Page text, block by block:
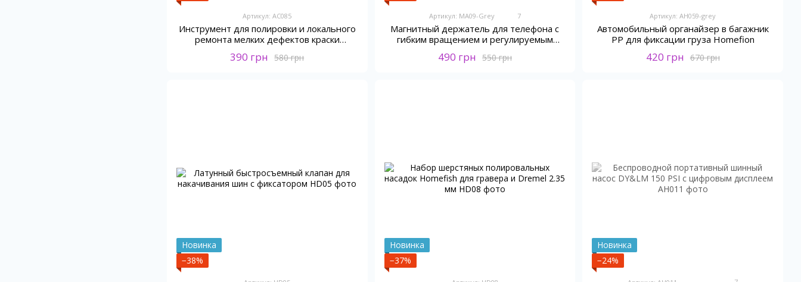
Артикул: AC085
Инструмент для полировки и локального
ремонта мелких дефектов краски
580 грн
390 грн
Артикул: MA09-Grey 7
Магнитный держатель для телефона с
гибким вращением и регулируемым
550 грн
490 грн
Артикул: AH059-grey
Автомобильный органайзер в багажник
PP для фиксации груза Homefion
670 грн
420 грн
Новинка
−38%
Новинка
−37%
Новинка
−24%